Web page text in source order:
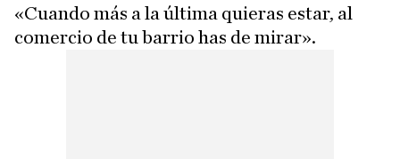
«Cuando más a la última quieras estar, al
comercio de tu barrio has de mirar».